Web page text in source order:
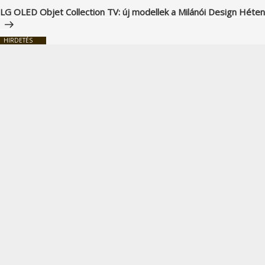
bejegyzés
LG OLED Objet Collection TV: új modellek a Milánói Design Héten
HIRDETÉS